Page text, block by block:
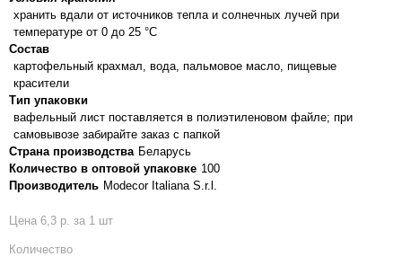
хранить вдали от источников тепла и солнечных лучей при
температуре от 0 до 25 °C
Состав
картофельный крахмал, вода, пальмовое масло, пищевые
красители
Тип упаковки
вафельный лист поставляется в полиэтиленовом файле; при
самовывозе забирайте заказ с папкой
Страна производства Беларусь
Количество в оптовой упаковке 100
Производитель Modecor Italiana S.r.l.
Цена 6,3 р. за 1 шт
Количество